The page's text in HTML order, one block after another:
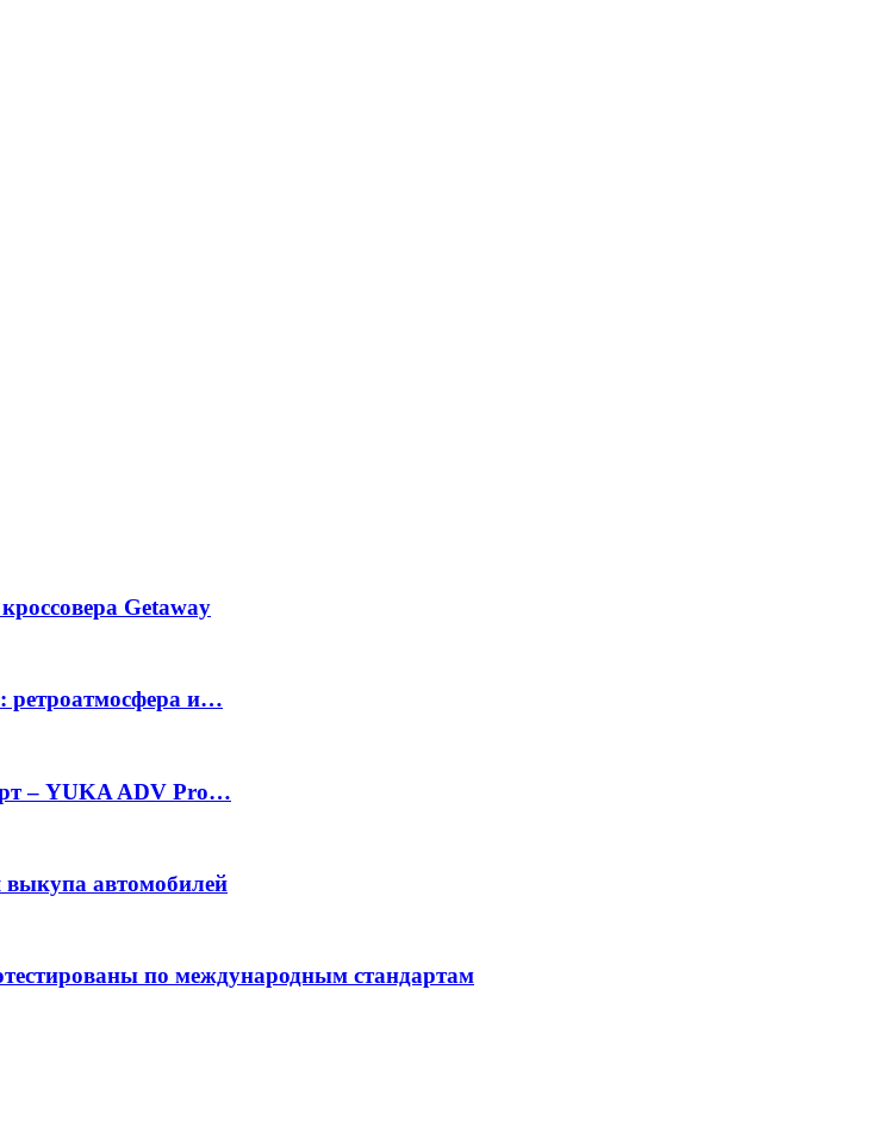
Getaway
ретроатмосфера и…
– YUKA ADV Pro…
выкупа автомобилей
по международным стандартам